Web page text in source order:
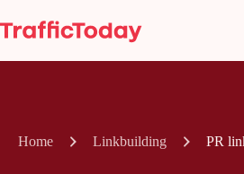
naar
de
Home Linkbuilding PR